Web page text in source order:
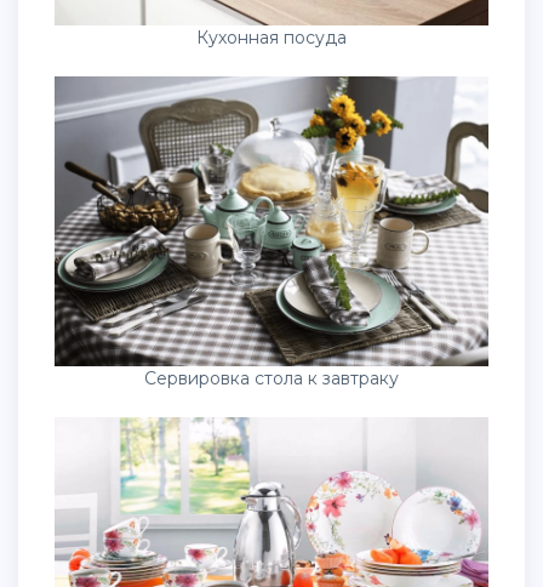
Кухонная посуда
Сервировка стола к завтраку